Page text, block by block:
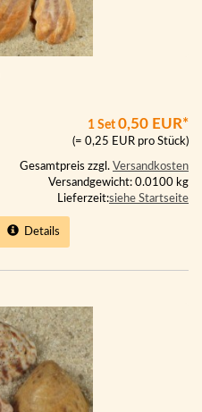
1 Set 0,50 EUR*
(= 0,25 EUR pro Stück)
Gesamtpreis zzgl. Versandkosten
Versandgewicht: 0.0100 kg
Lieferzeit:siehe Startseite
Details